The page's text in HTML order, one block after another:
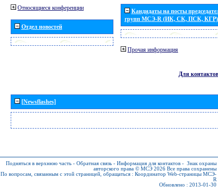
Относящиеся конференции
Отдел новостей
Кандидаты на посты
групп МСЭ-R (ИК, СК, ПСК, КГР)
Прочая информация
Для контактов
[Newsflashes]
Подняться в верхнюю часть - Обратная связь - Информация для контактов - Знак охраны
авторского права © МСЭ 2026 Все права сохранены
По вопросам, связанным с этой страницей, обращаться : Координатор Web-страницы МСЭ-
R
Обновлено : 2013-01-30